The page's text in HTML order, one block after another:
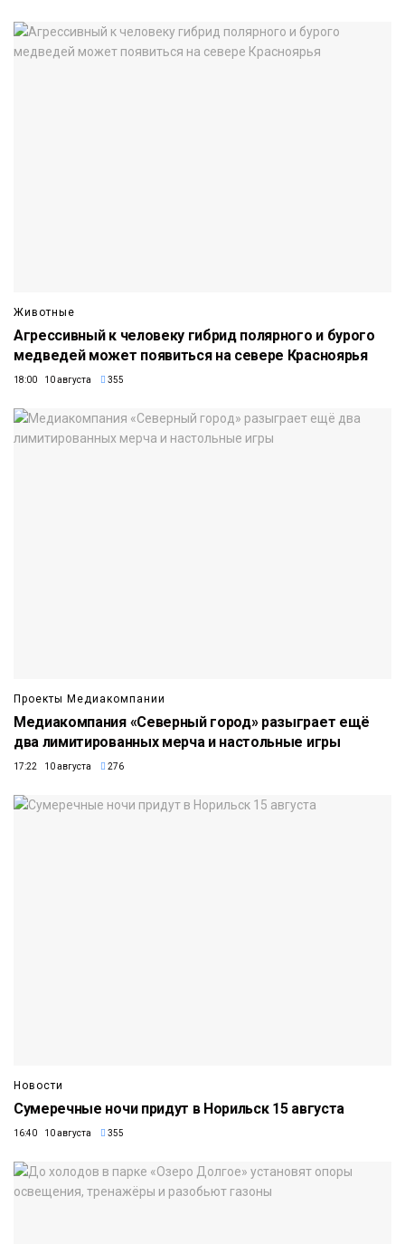
Животные
Агрессивный к человеку гибрид полярного и бурого
медведей может появиться на севере Красноярья
18:00 10 августа 355
Проекты Медиакомпании
Медиакомпания «Северный город» разыграет ещё
два лимитированных мерча и настольные игры
17:22 10 августа 276
Новости
Сумеречные ночи придут в Норильск 15 августа
16:40 10 августа 355